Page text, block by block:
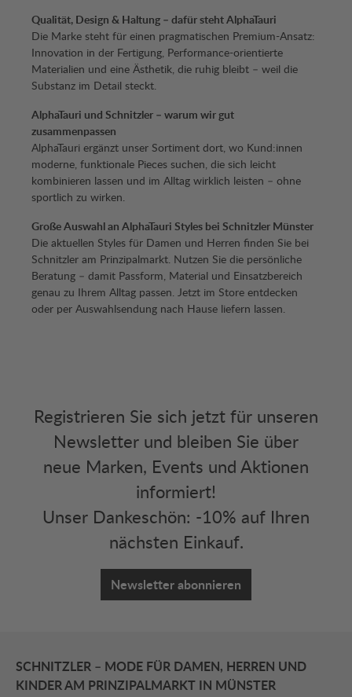
Qualität, Design & Haltung – dafür steht AlphaTauri
Die Marke steht für einen pragmatischen Premium-Ansatz:
Innovation in der Fertigung, Performance-orientierte
Materialien und eine Ästhetik, die ruhig bleibt – weil die
Substanz im Detail steckt.
AlphaTauri und Schnitzler – warum wir gut
zusammenpassen
AlphaTauri ergänzt unser Sortiment dort, wo Kund:innen
moderne, funktionale Pieces suchen, die sich leicht
kombinieren lassen und im Alltag wirklich leisten – ohne
sportlich zu wirken.
Große Auswahl an AlphaTauri Styles bei Schnitzler Münster
Die aktuellen Styles für Damen und Herren finden Sie bei
Schnitzler am Prinzipalmarkt. Nutzen Sie die persönliche
Beratung – damit Passform, Material und Einsatzbereich
genau zu Ihrem Alltag passen. Jetzt im Store entdecken
oder per Auswahlsendung nach Hause liefern lassen.
Registrieren Sie sich jetzt für unseren
Newsletter und bleiben Sie über
neue Marken, Events und Aktionen
informiert!
Unser Dankeschön: -10% auf Ihren
nächsten Einkauf.
Newsletter abonnieren
SCHNITZLER – MODE FÜR DAMEN, HERREN UND
KINDER AM PRINZIPALMARKT IN MÜNSTER